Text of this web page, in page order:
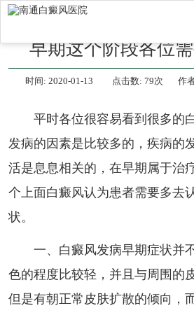
早期这个阶段各位
时间: 2020-01-13 点击数: 79次
作
平时各位很容易看到很多的
发病的因素是比较多的，疾病的
活是息息相关的，在早期属于治
个上面白癜风认为患者需要多去
状。
一、白癜风发病早期症状并
色的程度比较轻，并且与周围的
但是有朝正常皮肤扩散的倾向，